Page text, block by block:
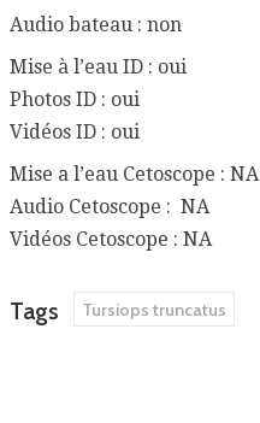
Audio bateau : non
Mise à l’eau ID : oui
Photos ID : oui
Vidéos ID : oui
Mise a l’eau Cetoscope : NA
Audio Cetoscope : NA
Vidéos Cetoscope : NA
Tags Tursiops truncatus